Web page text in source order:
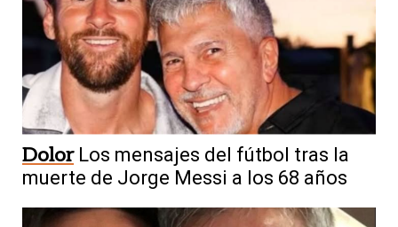
Dolor Los mensajes del fútbol tras la
muerte de Jorge Messi a los 68 años